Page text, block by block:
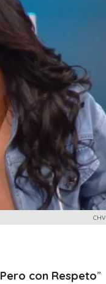
CHV
Pero con Respeto”